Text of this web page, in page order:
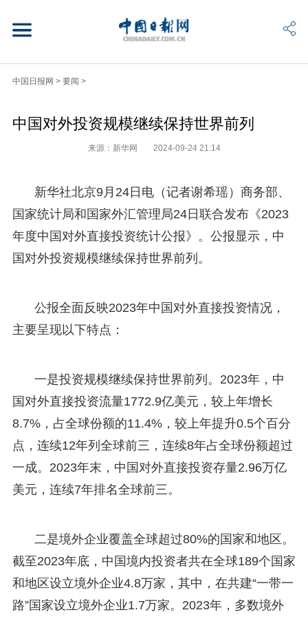
中国日报网 > 要闻 >
中国对外投资规模继续保持世界前列
来源：新华网 2024-09-24 21:14
新华社北京9月24日电（记者谢希瑶）商务部、
国家统计局和国家外汇管理局24日联合发布《2023
年度中国对外直接投资统计公报》。公报显示，中
国对外投资规模继续保持世界前列。
公报全面反映2023年中国对外直接投资情况，
主要呈现以下特点：
一是投资规模继续保持世界前列。2023年，中
国对外直接投资流量1772.9亿美元，较上年增长
8.7%，占全球份额的11.4%，较上年提升0.5个百分
点，连续12年列全球前三，连续8年占全球份额超过
一成。2023年末，中国对外直接投资存量2.96万亿
美元，连续7年排名全球前三。
二是境外企业覆盖全球超过80%的国家和地区。
截至2023年底，中国境内投资者共在全球189个国家
和地区设立境外企业4.8万家，其中，在共建“一带一
路”国家设立境外企业1.7万家。2023年，多数境外